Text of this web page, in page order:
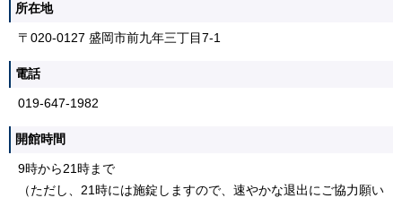
所在地
〒020-0127 盛岡市前九年三丁目7-1
電話
019-647-1982
開館時間
9時から21時まで
（ただし、21時には施錠しますので、速やかな退出にご協力願い